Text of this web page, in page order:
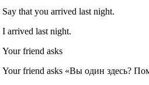
Say that you arrived last night.
I arrived last night.
Your friend asks
Your friend asks «Вы один здесь?